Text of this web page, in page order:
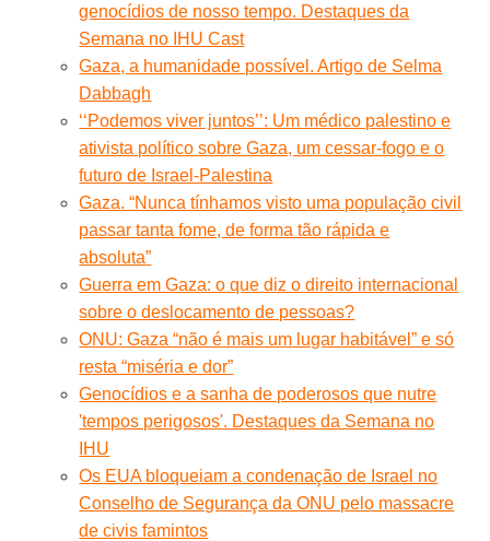
genocídios de nosso tempo. Destaques da
Semana no IHU Cast
Gaza, a humanidade possível. Artigo de Selma
Dabbagh
‘‘Podemos viver juntos’’: Um médico palestino e
ativista político sobre Gaza, um cessar-fogo e o
futuro de Israel-Palestina
Gaza. “Nunca tínhamos visto uma população civil
passar tanta fome, de forma tão rápida e
absoluta”
Guerra em Gaza: o que diz o direito internacional
sobre o deslocamento de pessoas?
ONU: Gaza “não é mais um lugar habitável” e só
resta “miséria e dor”
Genocídios e a sanha de poderosos que nutre
'tempos perigosos'. Destaques da Semana no
IHU
Os EUA bloqueiam a condenação de Israel no
Conselho de Segurança da ONU pelo massacre
de civis famintos